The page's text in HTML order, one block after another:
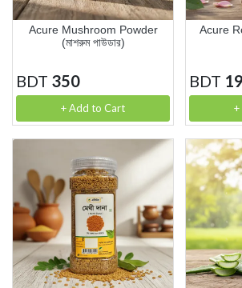
Acure Mushroom Powder
(মাশরুম পাউডার)
BDT 350
+ Add to Cart
Acure
BDT